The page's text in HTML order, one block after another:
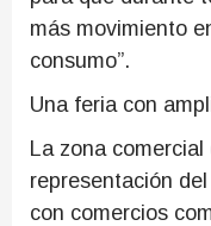
más movimiento
consumo”.
Una feria con
La zona
representación
con comercios